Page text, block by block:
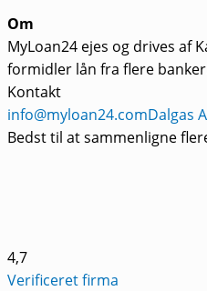
Om
MyLoan24 ejes og drives af
formidler lån fra flere
Kontakt
info@myloan24.comDalgas
Bedst til at sammenligne
4,7
Verificeret firma